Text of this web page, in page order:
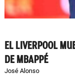
EL LIVERPOOL
DE MBAPPÉ
José Alonso